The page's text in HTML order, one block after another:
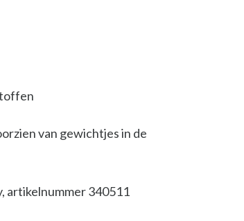
van gewichtjes in de
artikelnummer 340511